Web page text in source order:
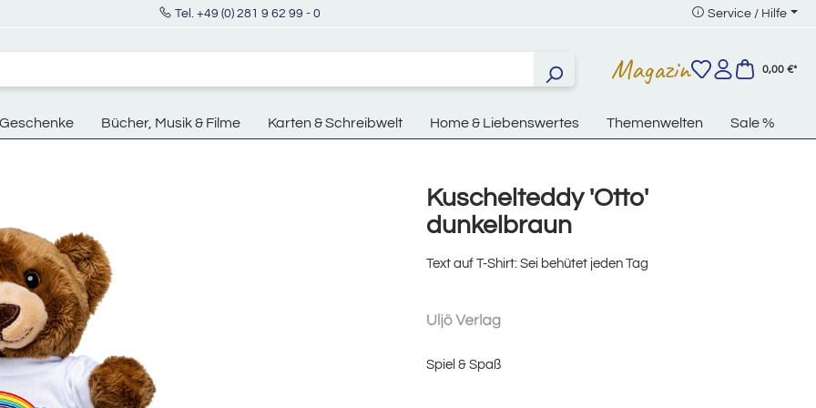
Tel. +49 (0) 281 9 62 99 - 0 Service / Hilfe
Magazin 0,00 €*
Geschenke Bücher, Musik & Filme Karten & Schreibwelt Home & Liebenswertes Themenwelten Sale %
Kuschelteddy 'Otto'
dunkelbraun
Text auf T-Shirt: Sei behütet jeden Tag
Spiel & Spaß